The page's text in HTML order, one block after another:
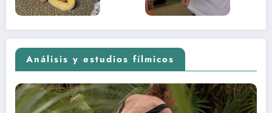
Análisis y estudios fílmicos